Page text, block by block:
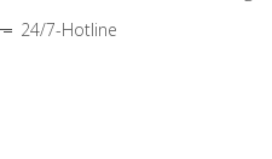
24/7-Hotline